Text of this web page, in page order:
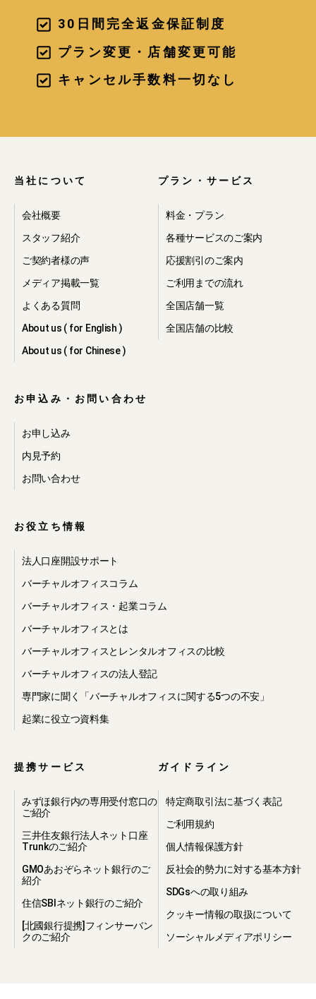
供を行う方策を講じるための統計的資
・当社の提携先が提供するサービスを
ご利用いただく目的で、当該提携先へ
の個人情報の第三者提供を行う為。
2.個人情報の利
当社は、ご本人の同意を得た場合、お
とが認められている場合を除き、取得
した個人情報について、取得の際に予
用目的においてのみ利用いたします。
3.個人情報の開
当社のサービスのご利用に際して、次
サービスの利用を希望し、同サービス
利用のために当社から提携先へ必要な
・当社が、提携先のサービスなど、当
するお問い合わせを受け、お問い合わ
せに対する回答を提携先からお客様に
場合、当社から当該提携先へお問い合
わせの内容や回答先情報等を開示・提
供すること
・本プライバシーポリシーに違反した
断りするために必要が生じた場合、当
・個人情報に関する守秘義務、再提供
禁止及び事故時の責任分担等の契約を
締結し、個人情報に関して当社と同等
の取り扱いが担保されている第三者へ
と
4.個人情報の第
三者への提供
30日間完全返金保証制度
プラン変更・店舗変更可能
キャンセル手数料一切なし
当社について
会社概要
スタッフ紹介
ご契約者様の声
メディア掲載一覧
よくある質問
About us ( for English )
About us ( for Chinese )
プラン・サービス
料金・プラン
各種サービスのご案内
応援割引のご案内
ご利用までの流れ
全国店舗一覧
全国店舗の比較
お申込み・お問い合わせ
お申し込み
内見予約
お問い合わせ
お役立ち情報
法人口座開設サポート
バーチャルオフィスコラム
バーチャルオフィス・起業コラム
バーチャルオフィスとは
バーチャルオフィスとレンタルオフィスの比較
バーチャルオフィスの法人登記
専門家に聞く「バーチャルオフィスに関する5つの不安」
起業に役立つ資料集
提携サービス
みずほ銀行内の専用受付窓口の
ご紹介
三井住友銀行法人ネット口座
Trunkのご紹介
GMOあおぞらネット銀行のご
紹介
住信SBIネット銀行のご紹介
[北國銀行提携]フィンサーバン
クのご紹介
ガイドライン
特定商取引法に基づく表記
ご利用規約
個人情報保護方針
反社会的勢力に対する基本方針
SDGsへの取り組み
クッキー情報の取扱について
ソーシャルメディアポリシー